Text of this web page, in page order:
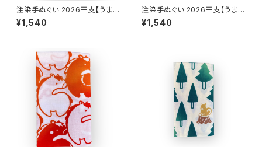
注染手ぬぐい 2026干支【うまづ
くし】薄ピンク×赤エンジ 喜多屋
商店 てぬぐい 干支 午年 馬 ウ
¥1,540
注染手ぬぐい 2026干支【うまづ
くし】ベージュ×紺 喜多屋商店
てぬぐい 干支 午年 馬 ウマ お
¥1,540